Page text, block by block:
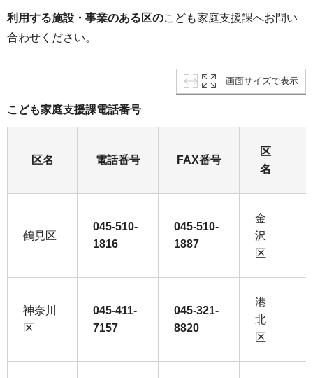
利用する施設・事業のある区のこども家庭支援課へお問い
合わせください。
画面サイズで表示
こども家庭支援課電話番号
区名 電話番号 FAX番号
区
名
鶴見区
045-510-
1816
045-510-
1887
金
沢
区
神奈川
区
045-411-
7157
045-321-
8820
港
北
区